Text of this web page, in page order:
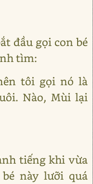
đầu gọi con bé
tìm:
tôi gọi nó là
Nào, Mùi lại
tiếng khi vừa
này lưỡi quá